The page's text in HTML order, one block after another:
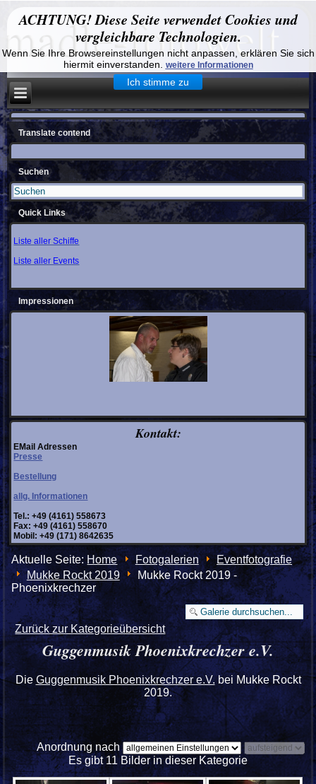
ACHTUNG! Diese Seite verwendet Cookies und
vergleichbare Technologien.
Wenn Sie Ihre Browsereinstellungen nicht anpassen, erklären Sie sich
hiermit einverstanden.
weitere Informationen
Ich stimme zu
Translate contend
Suchen
Quick Links
Liste aller Schiffe
Liste aller Events
Impressionen
Kontakt:
EMail Adressen
Presse
Bestellung
allg. Informationen
Tel.: +49 (4161) 558673
Fax: +49 (4161) 558670
Mobil: +49 (171) 8642635
Aktuelle Seite:Home Fotogalerien
Eventfotografie
Mukke Rockt 2019
Mukke Rockt 2019 -
Phoenixkrechzer
Zurück zur Kategorieübersicht
Guggenmusik Phoenixkrechzer e.V.
Die Guggenmusik Phoenixkrechzer e.V.bei Mukke Rockt
2019.
Anordnung nach
Es gibt 11 Bilder in dieser Kategorie